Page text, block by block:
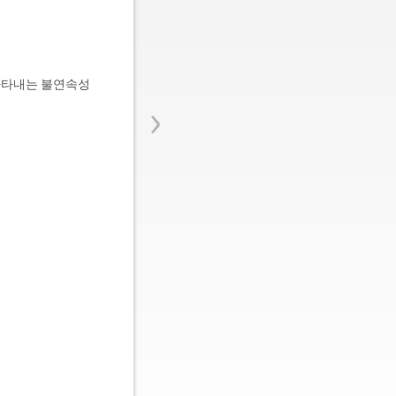
›
내는 불연속성